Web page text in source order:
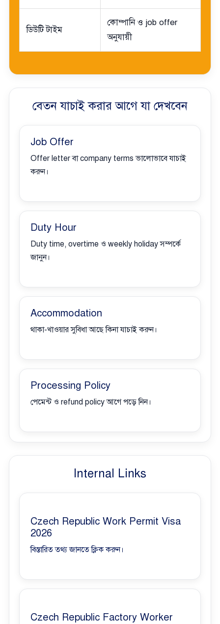
ডিউটি টাইম
কোম্পানি ও job offer
অনুযায়ী
বেতন যাচাই করার আগে যা দেখবেন
Job Offer
Offer letter বা company terms ভালোভাবে যাচাই
করুন।
Duty Hour
Duty time, overtime ও weekly holiday সম্পর্কে
জানুন।
Accommodation
থাকা-খাওয়ার সুবিধা আছে কিনা যাচাই করুন।
Processing Policy
পেমেন্ট ও refund policy আগে পড়ে নিন।
Internal Links
Czech Republic Work Permit Visa
2026
বিস্তারিত তথ্য জানতে ক্লিক করুন।
Czech Republic Factory Worker